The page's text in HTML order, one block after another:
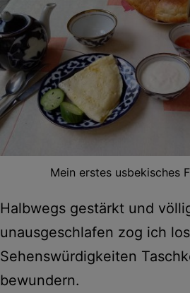
Mein erstes usbekisches
Halbwegs gestärkt und
unausgeschlafen zog ich
Sehenswürdigkeiten
bewundern.